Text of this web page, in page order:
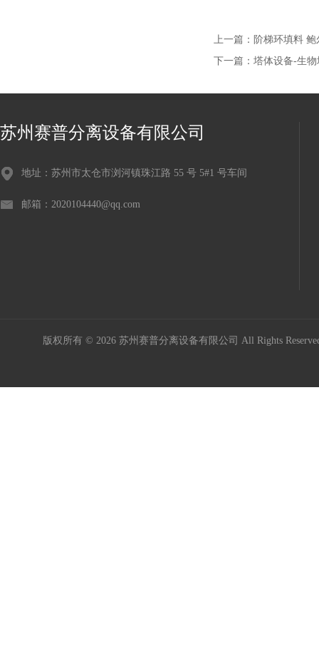
上一篇： 阶梯环填料
下一篇： 塔体设备-生物
苏州赛普分离设备有限公司
地址：苏州市太仓市浏河镇珠江路 55 号 5#1 号车间
邮箱：2020104440@qq.com
版权所有 © 2026 苏州赛普分离设备有限公司 All Rights